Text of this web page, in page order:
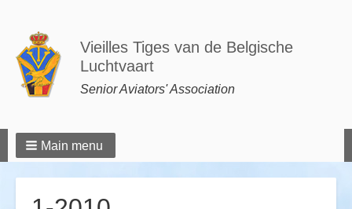
Vieilles Tiges van de Belgische
Luchtvaart
Senior Aviators' Association
Main menu